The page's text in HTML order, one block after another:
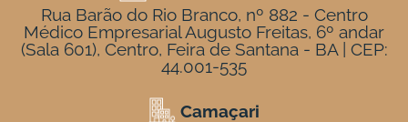
Rua Barão do Rio Branco, nº 882 - Centro
Médico Empresarial Augusto Freitas, 6º andar
(Sala 601), Centro, Feira de Santana - BA | CEP:
44.001-535
Camaçari